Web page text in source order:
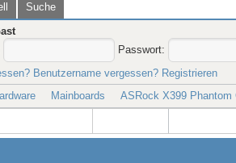
Suche
Passwort:
Benutzername vergessen? Registrieren
Mainboards ASRock X399 Phantom